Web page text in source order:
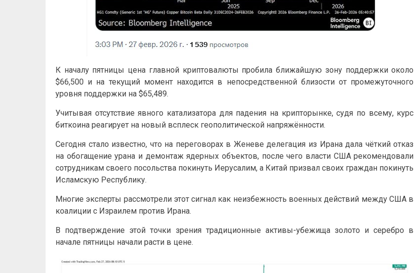
К началу пятницы цена главной криптовалюты пробила ближайшую зону поддержки около
$66,500 и на текущий момент находится в непосредственной близости от промежуточного
уровня поддержки на $65,489.
Учитывая отсутствие явного катализатора для падения на крипторынке, судя по всему, курс
биткоина реагирует на новый всплеск геополитической напряжённости.
Сегодня стало известно, что на переговорах в Женеве делегация из Ирана дала чёткий отказ
на обогащение урана и демонтаж ядерных объектов, после чего власти США рекомендовали
сотрудникам своего посольства покинуть Иерусалим, а Китай призвал своих граждан покинуть
Исламскую Республику.
Многие эксперты рассмотрели этот сигнал как неизбежность военных действий между США в
коалиции с Израилем против Ирана.
В подтверждение этой точки зрения традиционные активы-убежища золото и серебро в
начале пятницы начали расти в цене.